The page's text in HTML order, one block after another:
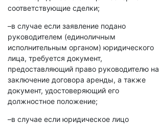
соответствующие сделки;
–в случае если заявление подано
руководителем (единоличным
исполнительным органом) юридического
лица, требуется документ,
предоставляющий право руководителю на
заключение договора аренды, а также
документ, удостоверяющий его
должностное положение;
–в случае если юридическое лицо